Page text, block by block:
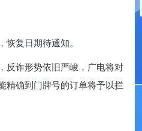
复日期待通知。
反诈形势依旧严峻，广电将对
精确到门牌号的订单将予以拦